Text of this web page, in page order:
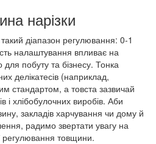
нарізки
діапазон регулювання: 0-1
налаштування впливає на
побуту та бізнесу. Тонка
делікатесів (наприклад,
стандартом, а товста зазвичай
і хлібобулочних виробів. Аби
закладів харчування чи дому й
радимо звертати увагу на
регулювання товщини.